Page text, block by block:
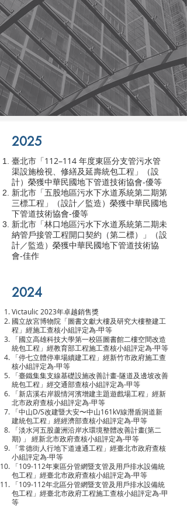
2025
臺北市「112–114 年度東區分支管污水管
渠設施檢視、修繕及延壽統包工程」（設
計）榮獲中華民國地下管道技術協會-優等
新北市「五股地區污水下水道系統第二期第
三標工程」（設計／監造）榮獲中華民國地
下管道技術協會-優等
新北市「林口地區污水下水道系統第二期未
納管戶接管工程開口契約（第二標）」（設
計／監造）榮獲中華民國地下管道技術協
會-佳作
2024
Victaulic 2023年卓越銷售獎
國立故宮博物院「圖書文獻大樓及研究大樓整建工
程」經施工查核小組評定為-甲等
「國立高雄科技大學第一校區圖書館二樓空間改造
統包工程」經教育部工程施工查核小組評定為-甲等
「停七立體停車場續建工程」經新竹市政府施工查
核小組評定為-甲等
「臺鐵集集支線基礎設施改善計畫-隧道及邊坡改善
統包工程」經交通部查核小組評定為-甲等
「新店溪右岸親情河濱增建主題遊戲場工程」經新
北市政府查核小組評定為-甲等
「中山D/S改建暨大安〜中山161kV線潛盾洞道新
建統包工程」經經濟部查核小組評定為-甲等
「淡水河五股蘆洲沿岸水環境整體改善計畫(第二
期) 」 經新北市政府查核小組評定為-甲等
「常德街人行地下道連通工程」經臺北市政府查核
小組評定為-甲等
「109-112年東區分管網暨支管及用戶排水設備統
包工程」經臺北市政府查核小組評定為-甲等
「109-112年北區分管網暨支管及用戶排水設備統
包工程」經臺北市政府工程施工查核小組評定為-甲
等